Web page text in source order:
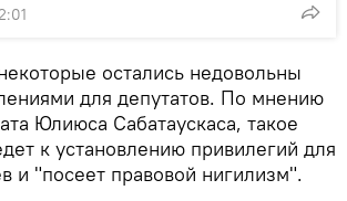
остались недовольны
для депутатов. По мнению
Юлиюса Сабатаускаса, такое
к установлению привилегий для
и "посеет правовой нигилизм".